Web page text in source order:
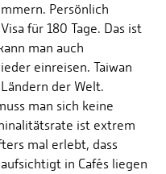
Persönlich
für 180 Tage. Das ist
man auch
einreisen. Taiwan
der Welt.
man sich keine
ist extrem
mal erlebt, dass
in Cafés liegen